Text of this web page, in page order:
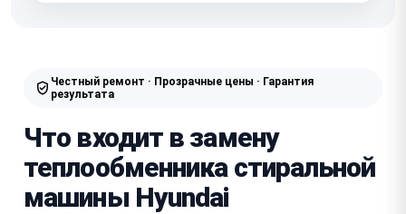
Честный ремонт · Прозрачные цены · Гарантия
результата
Что входит в замену
теплообменника стиральной
машины Hyundai